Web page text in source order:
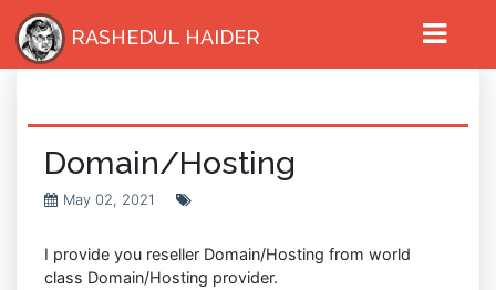
RASHEDUL HAIDER
Domain/Hosting
May 02, 2021
I provide you reseller Domain/Hosting from world
class Domain/Hosting provider.